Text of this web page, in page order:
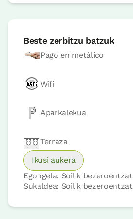
Beste zerbitzu batzuk
Pago en metálico
Wifi
Aparkalekua
Terraza
Ikusi aukera
Egongela: Soilik bezeroentzat
Sukaldea: Soilik bezeroentzat